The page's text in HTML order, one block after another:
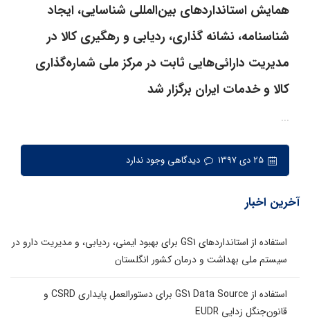
همایش استانداردهای بین‌المللی شناسایی، ایجاد
شناسنامه، نشانه گذاری، ردیابی و رهگیری کالا در
مدیریت دارائی‌هایی ثابت در مرکز ملی شماره‌گذاری
کالا و خدمات ایران برگزار شد
...
۲۵ دی ۱۳۹۷ دیدگاهی وجود ندارد
آخرین اخبار
استفاده از استانداردهای GS1 برای بهبود ایمنی، ردیابی، و مدیریت دارو در
سیستم ملی بهداشت و درمان کشور انگلستان
استفاده از GS1 Data Source برای دستورالعمل پایداری CSRD و
قانون‌جنگل زدایی EUDR